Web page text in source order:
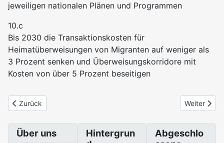
jeweiligen nationalen Plänen und Programmen
10.c
Bis 2030 die Transaktionskosten für
Heimatüberweisungen von Migranten auf weniger als
3 Prozent senken und Überweisungskorridore mit
Kosten von über 5 Prozent beseitigen
Vorheriger Beitrag: Ziel 9: Industrie, Innovation und Infrastruktur
Zurück Nächster
Weiter
Über uns
Hintergrun
Abgeschlo